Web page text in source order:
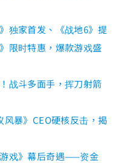
独家首发、《战地6》提
限时特惠，爆款游戏盛
战斗多面手，挥刀射箭
风暴》CEO硬核反击，揭
戏》幕后奇遇——资金